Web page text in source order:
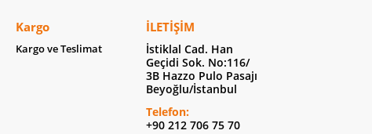
Kargo
Kargo ve Teslimat
İLETIŞIM
İstiklal Cad. Han
Geçidi Sok. No:116/
3B Hazzo Pulo Pasajı
Beyoğlu/İstanbul
Telefon:
+90 212 706 75 70